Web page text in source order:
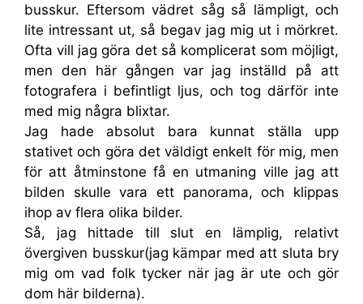
busskur. Eftersom vädret såg så lämpligt, och
lite intressant ut, så begav jag mig ut i mörkret.
Ofta vill jag göra det så komplicerat som möjligt,
men den här gången var jag inställd på att
fotografera i befintligt ljus, och tog därför inte
med mig några blixtar.
Jag hade absolut bara kunnat ställa upp
stativet och göra det väldigt enkelt för mig, men
för att åtminstone få en utmaning ville jag att
bilden skulle vara ett panorama, och klippas
ihop av flera olika bilder.
Så, jag hittade till slut en lämplig, relativt
övergiven busskur(jag kämpar med att sluta bry
mig om vad folk tycker när jag är ute och gör
dom här bilderna).